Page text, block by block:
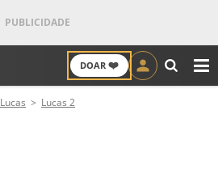
DOAR ❤️
Lucas Lucas 2